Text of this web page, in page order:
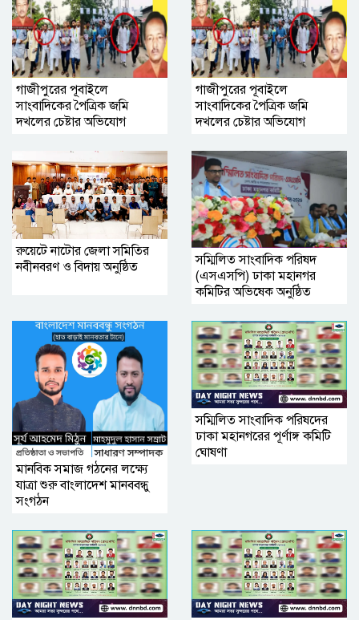
গাজীপুরের পূবাইলে
সাংবাদিকের পৈত্রিক জমি
দখলের চেষ্টার অভিযোগ
গাজীপুরের পূবাইলে
সাংবাদিকের পৈত্রিক জমি
দখলের চেষ্টার অভিযোগ
রুয়েটে নাটোর জেলা সমিতির
নবীনবরণ ও বিদায় অনুষ্ঠিত
সম্মিলিত সাংবাদিক পরিষদ
(এসএসপি) ঢাকা মহানগর
কমিটির অভিষেক অনুষ্ঠিত
মানবিক সমাজ গঠনের লক্ষ্যে
যাত্রা শুরু বাংলাদেশ মানববন্ধু
সংগঠন
সম্মিলিত সাংবাদিক পরিষদের
ঢাকা মহানগরের পূর্ণাঙ্গ কমিটি
ঘোষণা